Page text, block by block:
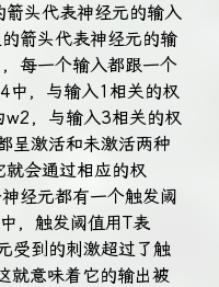
头代表神经元的输入
箭头代表神经元的输
每一个输入都跟一个
中，与输入1相关的权
w2，与输入3相关的权
呈激活和未激活两种
就会通过相应的权
经元都有一个触发阈
，触发阈值用T表
受到的刺激超过了触
就意味着它的输出被